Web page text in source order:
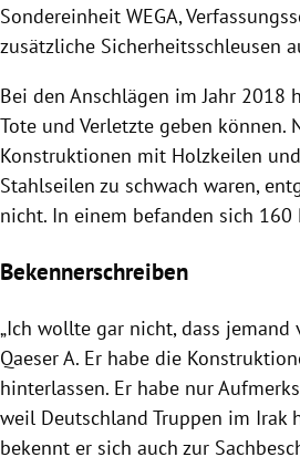
Sondereinheit WEGA,
zusätzliche Sicherheitsschleusen
Bei den Anschlägen im Jahr 2018
Tote und Verletzte geben können.
Konstruktionen mit Holzkeilen
Stahlseilen zu schwach waren,
nicht. In einem befanden sich 160
Bekennerschreiben
„Ich wollte gar nicht, dass jemand
Qaeser A. Er habe die
hinterlassen. Er habe nur
weil Deutschland Truppen im Irak
bekennt er sich auch zur